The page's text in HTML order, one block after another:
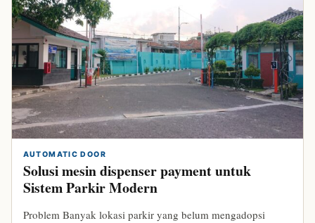
AUTOMATIC DOOR
Solusi mesin dispenser payment untuk
Sistem Parkir Modern
Problem Banyak lokasi parkir yang belum mengadopsi